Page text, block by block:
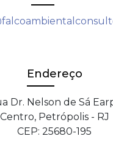
Endereço
Dr. Nelson de Sá
Centro, Petrópolis - RJ
CEP: 25680-195